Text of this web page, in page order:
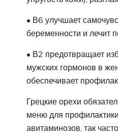
• В6 улучшает
беременности и лечит
• В2 предотвращает
мужских гормонов в
обеспечивает
Грецкие орехи
меню для
авитаминозов, так